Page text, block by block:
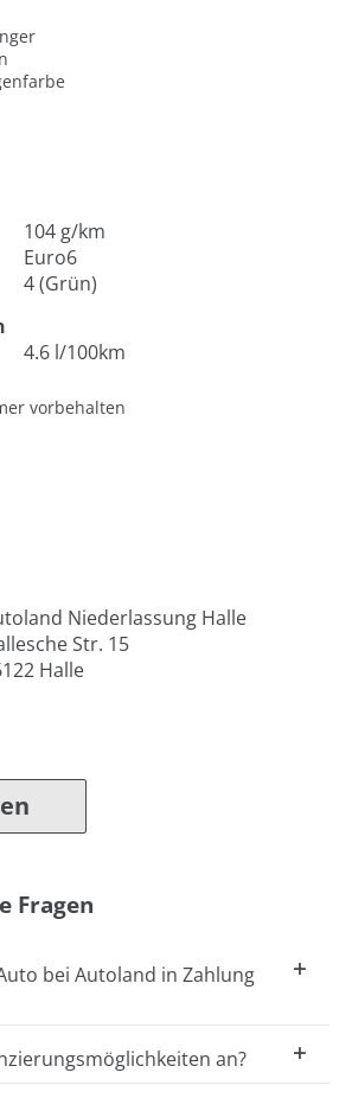
104 g/km
Euro6
4 (Grün)
4.6 l/100km
vorbehalten
Niederlassung Halle
Str. 15
Halle
Fragen
bei Autoland in Zahlung
an?